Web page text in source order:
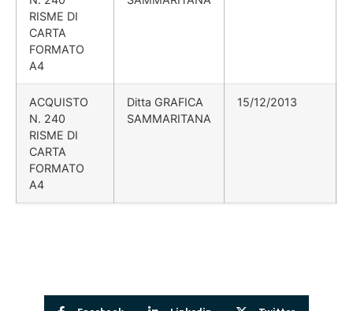
RISME DI
CARTA
FORMATO
A4
ACQUISTO
N. 240
RISME DI
CARTA
FORMATO
A4
Ditta GRAFICA
SAMMARITANA
15/12/2013